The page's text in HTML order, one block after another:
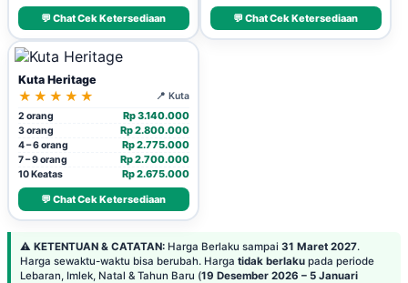
💬 Chat Cek Ketersediaan
💬 Chat Cek Ketersediaan
Kuta Heritage
★★★★★
📍 Kuta
2 orang
Rp 3.140.000
3 orang Rp 2.800.000
4 – 6 orang Rp 2.775.000
7 – 9 orang Rp 2.700.000
10 Keatas
Rp 2.675.000
💬 Chat Cek Ketersediaan
⚠️ KETENTUAN & CATATAN: Harga Berlaku sampai 31 Maret 2027.
Harga sewaktu-waktu bisa berubah. Harga tidak berlaku pada periode
Lebaran, Imlek, Natal & Tahun Baru (19 Desember 2026 – 5 Januari